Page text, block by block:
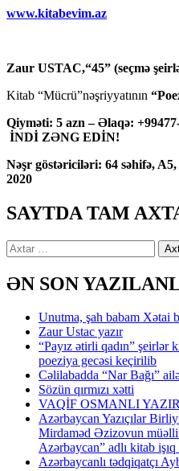
www.kitabevim.az
Zaur USTAC,“45” (seçmə
Kitab “Mücrü”nəşriyyatının
Qiyməti: 5 azn – Əlaqə:
İNDİ ZƏNG EDİN!
Nəşr göstəriciləri: 64 səhifə,
2020
SAYTDA TAM
Axtarış:
ƏN SON
Unutma, şah babam Xətai
Zaur Ustac yazır
“Payız ətirli qadın” şeirlər
poeziya gecəsi keçirilib
Cəlilabadda “Nar Bağı”
Sözün qırmızı xətti
VAQİF OSMANLI
Azərbaycan Yazıçılar
Mirdaməd Əzizovun
Azərbaycan” adlı kitab
Azərbaycanlı tədqiqatçı